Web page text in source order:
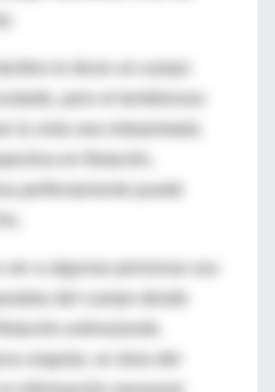
ver a algunas personas sus
angular, un área del